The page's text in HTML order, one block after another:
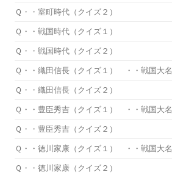
Ｑ・・室町時代（クイズ２）
Ｑ・・戦国時代（クイズ１）
Ｑ・・戦国時代（クイズ２）
Ｑ・・織田信長（クイズ１） ・・戦国大名
Ｑ・・織田信長（クイズ２）
Ｑ・・豊臣秀吉（クイズ１） ・・戦国大名
Ｑ・・豊臣秀吉（クイズ２）
Ｑ・・徳川家康（クイズ１） ・・戦国大名
Ｑ・・徳川家康（クイズ２）